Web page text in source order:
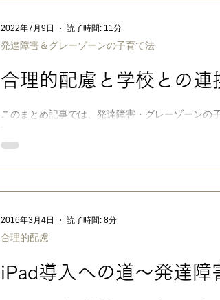
希望するなら、発達障害のある子でも中学では通
LITALICO発達ナビ【発達障害と成績表】特別支
合理的配慮と学校との連
このまとめ記事では、発達障害・グレーゾーンの
例、サポートブックの活用法、入試での配慮申請
自身と先生が上手に連携して、子どもが安心して
ことを伝えるか？ 学校への上手な伝え方 診断あ
ダウンロード
発達障害＆グレーゾーンの子育て法
2022年7月9日 読了時間: 11分
iPad導入への道〜発達障
合理的配慮
2016年3月4日 読了時間: 8分